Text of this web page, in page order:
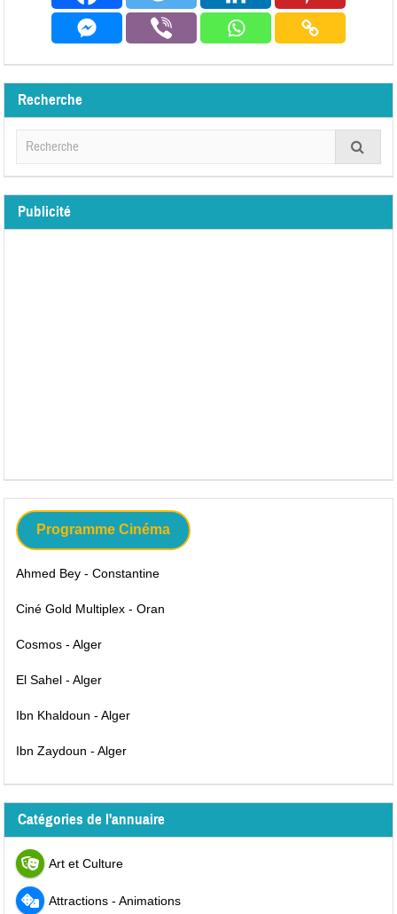
Recherche
Publicité
Programme Cinéma
Ahmed Bey - Constantine
Ciné Gold Multiplex - Oran
Cosmos - Alger
El Sahel - Alger
Ibn Khaldoun - Alger
Ibn Zaydoun - Alger
Catégories de l'annuaire
Art et Culture
Attractions - Animations